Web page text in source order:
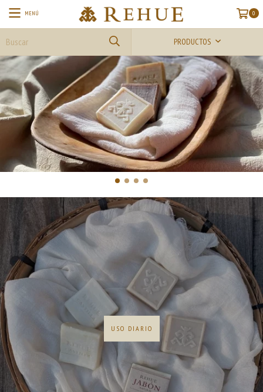
MENÚ 0
PRODUCTOS
USO DIARIO